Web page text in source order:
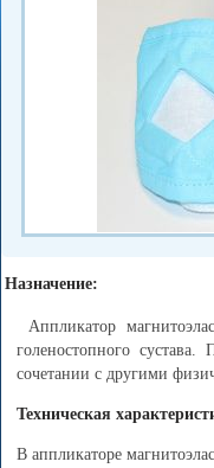
Назначение:
Аппликатор
голеностопного
сочетании с другими
Техническая
В аппликаторе